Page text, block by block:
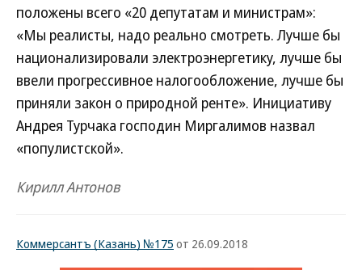
положены всего «20 депутатам и министрам»:
«Мы реалисты, надо реально смотреть. Лучше бы
национализировали электроэнергетику, лучше бы
ввели прогрессивное налогообложение, лучше бы
приняли закон о природной ренте». Инициативу
Андрея Турчака господин Миргалимов назвал
«популистской».
Кирилл Антонов
Коммерсантъ (Казань) №175 от 26.09.2018